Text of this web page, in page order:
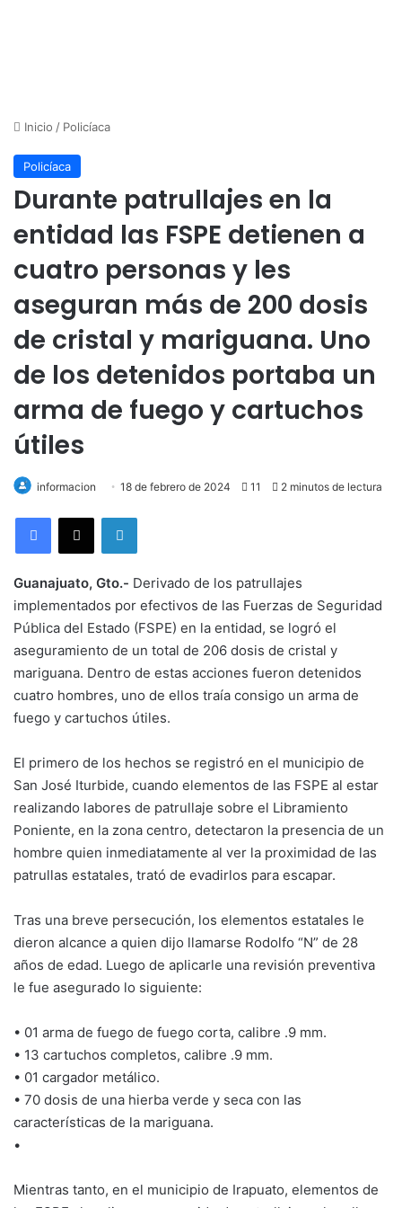
Inicio / Policíaca
Policíaca
Durante patrullajes en la
entidad las FSPE detienen a
cuatro personas y les
aseguran más de 200 dosis
de cristal y mariguana. Uno
de los detenidos portaba un
arma de fuego y cartuchos
útiles
informacion 18 de febrero de 2024 11 2 minutos de lectura
LinkedIn
Guanajuato, Gto.- Derivado de los patrullajes
implementados por efectivos de las Fuerzas de Seguridad
Pública del Estado (FSPE) en la entidad, se logró el
aseguramiento de un total de 206 dosis de cristal y
mariguana. Dentro de estas acciones fueron detenidos
cuatro hombres, uno de ellos traía consigo un arma de
fuego y cartuchos útiles.
El primero de los hechos se registró en el municipio de
San José Iturbide, cuando elementos de las FSPE al estar
realizando labores de patrullaje sobre el Libramiento
Poniente, en la zona centro, detectaron la presencia de un
hombre quien inmediatamente al ver la proximidad de las
patrullas estatales, trató de evadirlos para escapar.
Tras una breve persecución, los elementos estatales le
dieron alcance a quien dijo llamarse Rodolfo “N” de 28
años de edad. Luego de aplicarle una revisión preventiva
le fue asegurado lo siguiente:
• 01 arma de fuego de fuego corta, calibre .9 mm.
• 13 cartuchos completos, calibre .9 mm.
• 01 cargador metálico.
• 70 dosis de una hierba verde y seca con las
características de la mariguana.
•
Mientras tanto, en el municipio de Irapuato, elementos de